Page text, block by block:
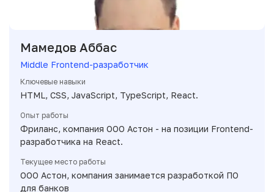
Мамедов Аббас
Middle Frontend-разработчик
Ключевые навыки
HTML, CSS, JavaScript, TypeScript, React.
Опыт работы
Фриланс, компания ООО Астон - на позиции Frontend-
разработчика на React.
Текущее место работы
ООО Астон, компания занимается разработкой ПО
для банков